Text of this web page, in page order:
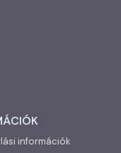
információk